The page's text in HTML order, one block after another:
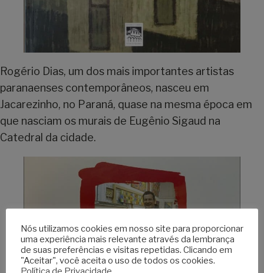
Rogério Dias, um dos mais importantes artistas
paranaenses contemporâneos, nasceu em
Jacarezinho, no Paraná, quase na mesma época em
que nasciam os murais de Eugênio Sigaud na
Catedral da cidade.
Nós utilizamos cookies em nosso site para proporcionar
uma experiência mais relevante através da lembrança
de suas preferências e visitas repetidas. Clicando em
"Aceitar", você aceita o uso de todos os cookies.